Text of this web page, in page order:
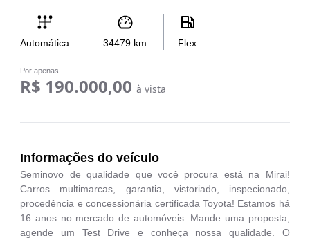
Automática 34479 km Flex
Por apenas
R$ 190.000,00 à vista
Informações do veículo
Seminovo de qualidade que você procura está na Mirai!
Carros multimarcas, garantia, vistoriado, inspecionado,
procedência e concessionária certificada Toyota! Estamos há
16 anos no mercado de automóveis. Mande uma proposta,
agende um Test Drive e conheça nossa qualidade. O